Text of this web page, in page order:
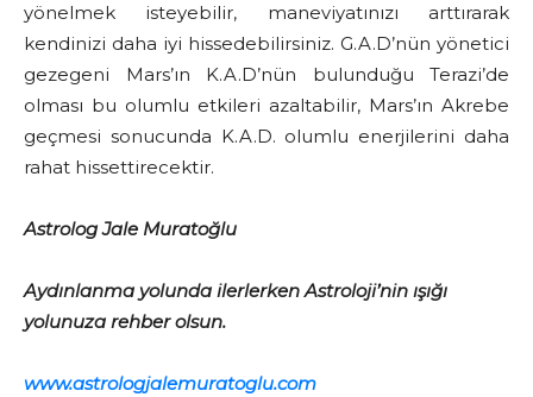
yönelmek isteyebilir, maneviyatınızı arttırarak
kendinizi daha iyi hissedebilirsiniz. G.A.D’nün yönetici
gezegeni Mars’ın K.A.D’nün bulunduğu Terazi’de
olması bu olumlu etkileri azaltabilir, Mars’ın Akrebe
geçmesi sonucunda K.A.D. olumlu enerjilerini daha
rahat hissettirecektir.
Astrolog Jale Muratoğlu
Aydınlanma yolunda ilerlerken Astroloji’nin ışığı
yolunuza rehber olsun.
www.astrologjalemuratoglu.com